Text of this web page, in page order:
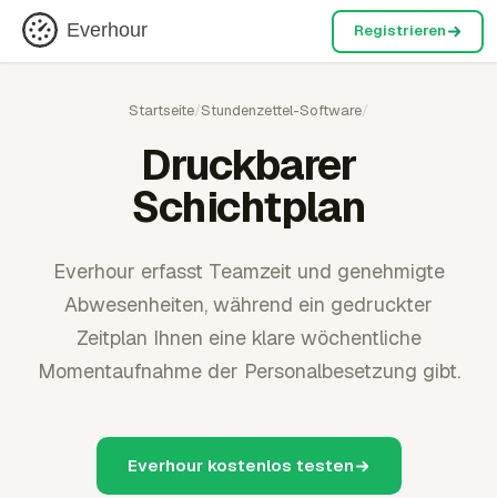
Everhour Registrieren
Startseite/Stundenzettel-Software/
Druckbarer
Schichtplan
Everhour erfasst Teamzeit und genehmigte
Abwesenheiten, während ein gedruckter
Zeitplan Ihnen eine klare wöchentliche
Momentaufnahme der Personalbesetzung gibt.
Everhour kostenlos testen